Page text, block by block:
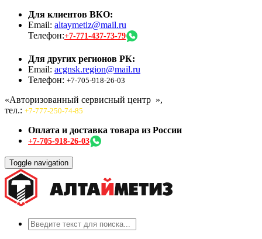
Для клиентов ВКО:
Email: altaymetiz@mail.ru
Телефон:+7-771-437-73-79
Для других регионов РК:
Email: acgnsk.region@mail.ru
Телефон: +7-705-918-26-03
«Авторизованный сервисный центр »,
тел.: +7-777-250-74-85
Оплата и доставка товара из России
+7-705-918-26-03
Toggle navigation